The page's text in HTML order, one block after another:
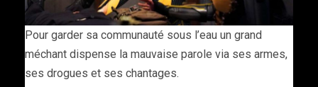
Pour garder sa communauté sous l’eau un grand
méchant dispense la mauvaise parole via ses armes,
ses drogues et ses chantages.